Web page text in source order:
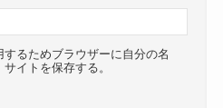
るためブラウザーに自分の名
イトを保存する。